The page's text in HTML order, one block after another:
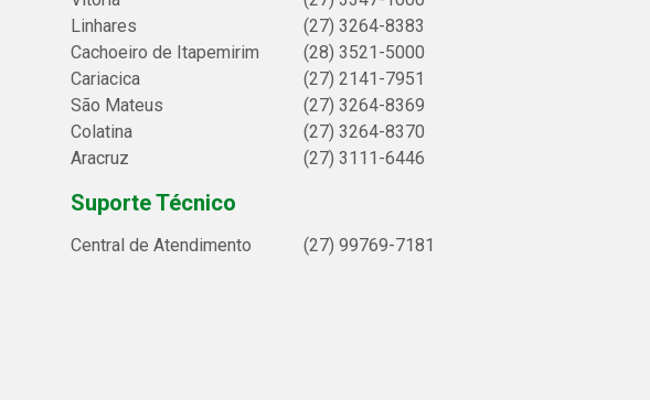
Linhares
(27) 3264-8383
Cachoeiro de Itapemirim
(28) 3521-5000
Cariacica
(27) 2141-7951
São Mateus
(27) 3264-8369
Colatina
(27) 3264-8370
Aracruz
(27) 3111-6446
Suporte Técnico
Central de Atendimento (27) 99769-7181